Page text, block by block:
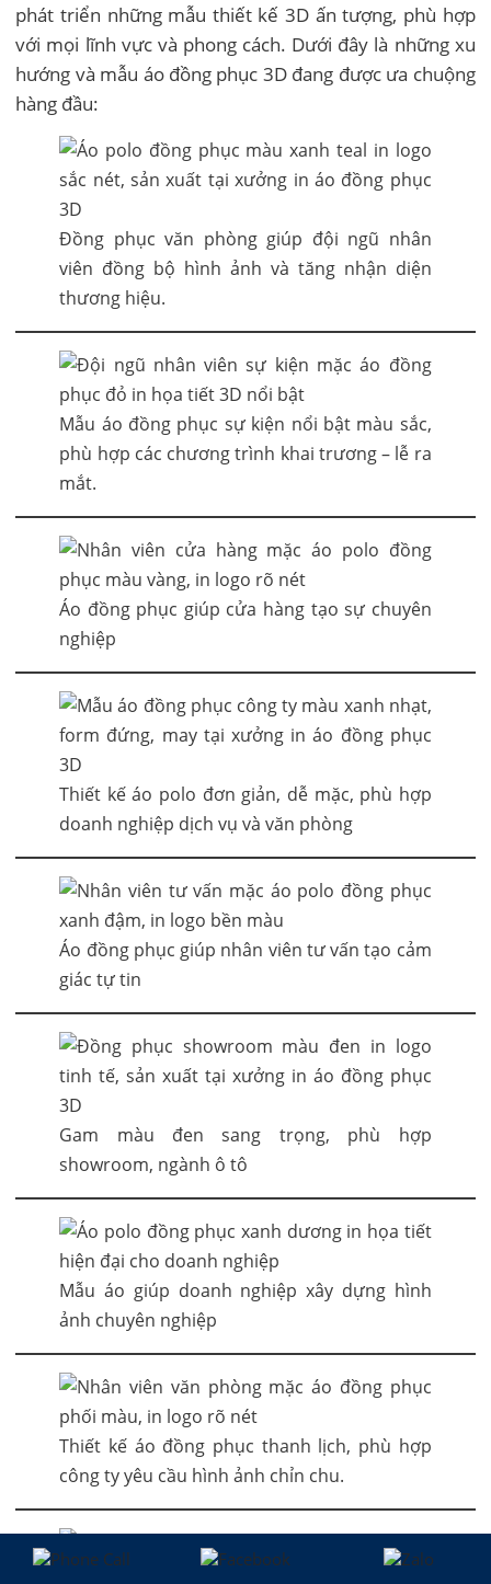
phát triển những mẫu thiết kế 3D ấn tượng, phù hợp
với mọi lĩnh vực và phong cách. Dưới đây là những xu
hướng và mẫu áo đồng phục 3D đang được ưa chuộng
hàng đầu:
Đồng phục văn phòng giúp đội ngũ nhân
viên đồng bộ hình ảnh và tăng nhận diện
thương hiệu.
Mẫu áo đồng phục sự kiện nổi bật màu sắc,
phù hợp các chương trình khai trương – lễ ra
mắt.
Áo đồng phục giúp cửa hàng tạo sự chuyên
nghiệp
Thiết kế áo polo đơn giản, dễ mặc, phù hợp
doanh nghiệp dịch vụ và văn phòng
Áo đồng phục giúp nhân viên tư vấn tạo cảm
giác tự tin
Gam màu đen sang trọng, phù hợp
showroom, ngành ô tô
Mẫu áo giúp doanh nghiệp xây dựng hình
ảnh chuyên nghiệp
Thiết kế áo đồng phục thanh lịch, phù hợp
công ty yêu cầu hình ảnh chỉn chu.